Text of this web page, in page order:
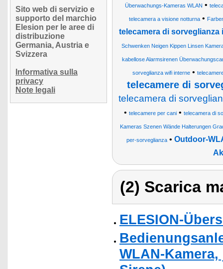
Sito web di servizio e
supporto del marchio
Elesion per le aree di
distribuzione
Germania, Austria e
Svizzera
Informativa sulla
privacy
Note legali
Überwachungs-Kameras WLAN •
telecamera a visione notturna•
telecamera di
Schwenken Neigen Kippen Linsen
kabellose Alarmsirenen
sorveglianza wifi interne•
telecamere di
telecamera di
• telecamere per cani • telecamera di
Kameras Szenen Wände Halterungen
per-sorveglianza • Outdoor-
(2) Scarica
ELESION-
WLAN-